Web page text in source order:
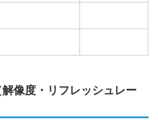
像度・リフレッシュレー